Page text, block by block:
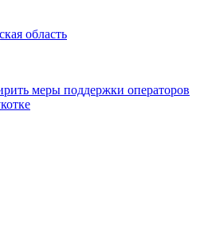
область
меры поддержки операторов